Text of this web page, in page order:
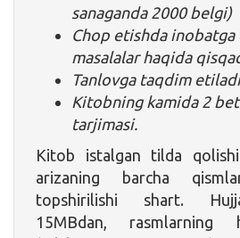
sanaganda 2000 belgi)
Chop etishda
masalalar haqida
Tanlovga taqdim
Kitobning kamida 2
tarjimasi.
Kitob istalgan tilda
arizaning barcha
topshirilishi shart.
15MBdan, rasmlarning